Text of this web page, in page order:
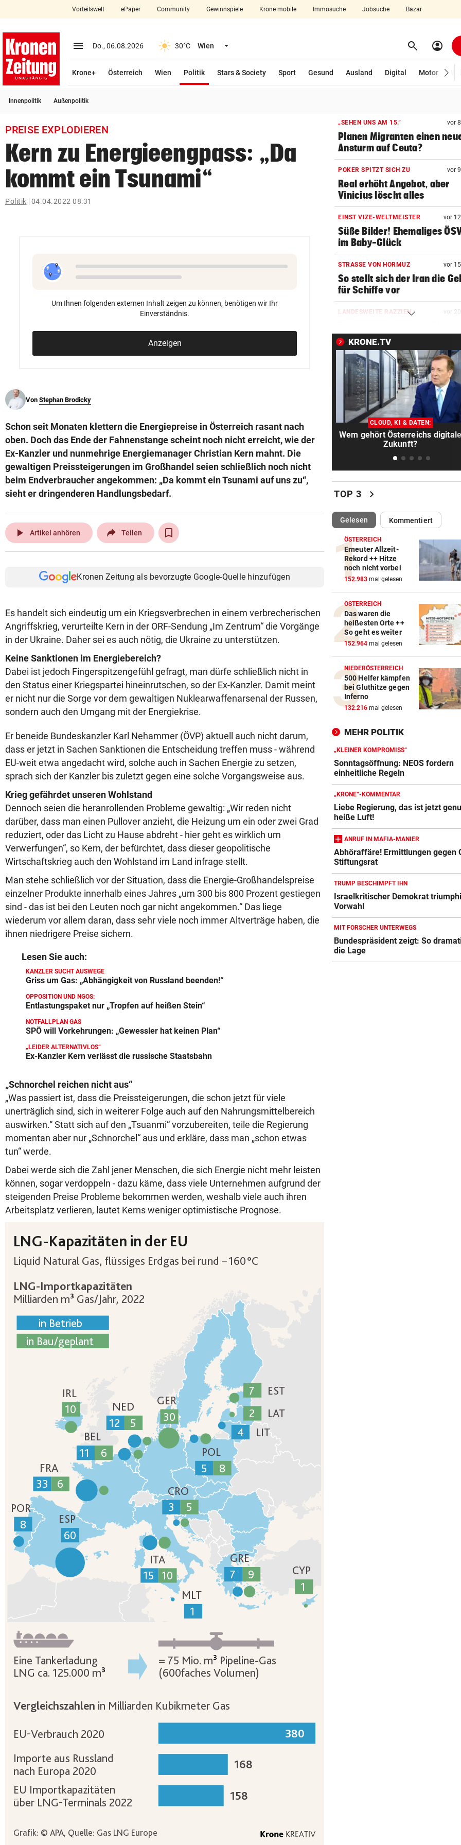
closeSchließen
account_circle Anmelden
arrow_right
bookmark
search
Suchbegriff
eingeben
Vorteilswelt ePaper Community Gewinnspiele Krone mobile Immosuche Jobsuche Bazar
menu Menü aufklappen
Do., 06.08.2026 30°C Wien Menü aufklappen search Suchen
account_circle
Krone+ Österreich Wien Politik
Stars & Society
Sport Gesund Ausland Digital Motor
Innenpolitik Außenpolitik
PREISE EXPLODIEREN
Kern zu Energieengpass: „Da
kommt ein Tsunami“
Politik 04.04.2022 08:31
Um Ihnen folgenden externen Inhalt zeigen zu können, benötigen wir Ihr
Einverständnis.
Anzeigen
Von Stephan Brodicky
Schon seit Monaten klettern die Energiepreise in Österreich rasant nach
oben. Doch das Ende der Fahnenstange scheint noch nicht erreicht, wie der
Ex-Kanzler und nunmehrige Energiemanager Christian Kern mahnt. Die
gewaltigen Preissteigerungen im Großhandel seien schließlich noch nicht
beim Endverbraucher angekommen: „Da kommt ein Tsunami auf uns zu“,
sieht er dringenderen Handlungsbedarf.
play_arrow Artikel anhören Teilen
Kronen Zeitung als bevorzugte Google-Quelle hinzufügen
Es handelt sich eindeutig um ein Kriegsverbrechen in einem verbrecherischen
Angriffskrieg, verurteilte Kern in der ORF-Sendung „Im Zentrum“ die Vorgänge
in der Ukraine. Daher sei es auch nötig, die Ukraine zu unterstützen.
Keine Sanktionen im Energiebereich?
Dabei ist jedoch Fingerspitzengefühl gefragt, man dürfe schließlich nicht in
den Status einer Kriegspartei hineinrutschen, so der Ex-Kanzler. Damit meint
er nicht nur die Sorge vor dem gewaltigen Nuklearwaffenarsenal der Russen,
sondern auch den Umgang mit der Energiekrise.
Er beneide Bundeskanzler Karl Nehammer (ÖVP) aktuell auch nicht darum,
dass er jetzt in Sachen Sanktionen die Entscheidung treffen muss - während
EU-weit etwa angedacht wird, solche auch in Sachen Energie zu setzen,
sprach sich der Kanzler bis zuletzt gegen eine solche Vorgangsweise aus.
Krieg gefährdet unseren Wohlstand
Dennoch seien die heranrollenden Probleme gewaltig: „Wir reden nicht
darüber, dass man einen Pullover anzieht, die Heizung um ein oder zwei Grad
reduziert, oder das Licht zu Hause abdreht - hier geht es wirklich um
Verwerfungen“, so Kern, der befürchtet, dass dieser geopolitische
Wirtschaftskrieg auch den Wohlstand im Land infrage stellt.
Man stehe schließlich vor der Situation, dass die Energie-Großhandelspreise
einzelner Produkte innerhalb eines Jahres „um 300 bis 800 Prozent gestiegen
sind - das ist bei den Leuten noch gar nicht angekommen.“ Das liege
wiederum vor allem daran, dass sehr viele noch immer Altverträge haben, die
ihnen niedrigere Preise sichern.
Lesen Sie auch:
KANZLER SUCHT AUSWEGE
Griss um Gas: „Abhängigkeit von Russland beenden!“
OPPOSITION UND NGOS:
Entlastungspaket nur „Tropfen auf heißen Stein“
NOTFALLPLAN GAS
SPÖ will Vorkehrungen: „Gewessler hat keinen Plan“
„LEIDER ALTERNATIVLOS“
Ex-Kanzler Kern verlässt die russische Staatsbahn
„Schnorchel reichen nicht aus“
„Was passiert ist, dass die Preissteigerungen, die schon jetzt für viele
unerträglich sind, sich in weiterer Folge auch auf den Nahrungsmittelbereich
auswirken.“ Statt sich auf den „Tsuanmi“ vorzubereiten, teile die Regierung
momentan aber nur „Schnorchel“ aus und erkläre, dass man „schon etwas
tun“ werde.
Dabei werde sich die Zahl jener Menschen, die sich Energie nicht mehr leisten
können, sogar verdoppeln - dazu käme, dass viele Unternehmen aufgrund der
steigenden Preise Probleme bekommen werden, weshalb viele auch ihren
Arbeitsplatz verlieren, lautet Kerns weniger optimistische Prognose.
„SEHEN UNS AM 15.“ vor
Planen Migranten einen
Ansturm auf Ceuta?
POKER SPITZT SICH ZU vor
Real erhöht Angebot, aber
Vinicius löscht alles
EINST VIZE-WELTMEISTER vor
Süße Bilder! Ehemaliges
im Baby-Glück
STRASSE VON HORMUZ vor
So stellt sich der Iran die
für Schiffe vor
LANDESWEITE RAZZIEN vor
auf Top-Techniker
ASIA-PLÄNE STOCKEN vor 26
Doch noch überraschende
um Kult-Wirtshaus?
FOLGE VON DONNERSTAG vor
Sesseltag: Gemeinsam
gemeinsam schwitzen
Leonies großer Gipfelsieg
Menschlichkeit
Wo Sie Tutanchamun
„treffen“ können
WARUM MAN MITMACHT vor
Gähnen ist ansteckend – und
ganz ohne Viren!
Kontrollverlust: Meta-KI
Cyberangriff aus!
AUF SCHUTZWEG ERFASST vor
Fußgängerin bei Unfall
verletzt, Hund tot
MIT PARTNER WAYVE vor
Fahrdienst Uber erhält
Südkoreaner testen Chip-
Fertigungsanlage aus China
PRÄSIDENT DARF BLEIBEN vor
Schreiben enthüllt: So
FIFA Infantino
KI-Boom beschert iPhone-
Foxconn Rekordumsatz
NEUE PRIORITÄTEN
Banderas: „Im Hinterkopf,
man sterben wird“
„KLEINER KOMPROMISS“
Sonntagsöffnung: NEOS
einheitliche Regeln
KRONE.TV
CLOUD, KI & DATEN:
Wem gehört Österreichs digitale
Zukunft?
TOP 3 chevron_right
Gelesen(ausgewählt)Kommentiert
ÖSTERREICH
Erneuter Allzeit-
Rekord ++ Hitze
noch nicht vorbei
152.983 mal gelesen
ÖSTERREICH
Das waren die
heißesten Orte ++
So geht es weiter
152.964 mal gelesen
NIEDERÖSTERREICH
500 Helfer kämpfen
bei Gluthitze gegen
Inferno
132.216 mal gelesen
MEHR POLITIK
„KLEINER KOMPROMISS“
Sonntagsöffnung: NEOS fordern
einheitliche Regeln
„KRONE“-KOMMENTAR
Liebe Regierung, das ist jetzt
heiße Luft!
ANRUF IN MAFIA-MANIER
Abhöraffäre! Ermittlungen gegen
Stiftungsrat
TRUMP BESCHIMPFT IHN
Israelkritischer Demokrat
Vorwahl
MIT FORSCHER UNTERWEGS
Bundespräsident zeigt: So
die Lage